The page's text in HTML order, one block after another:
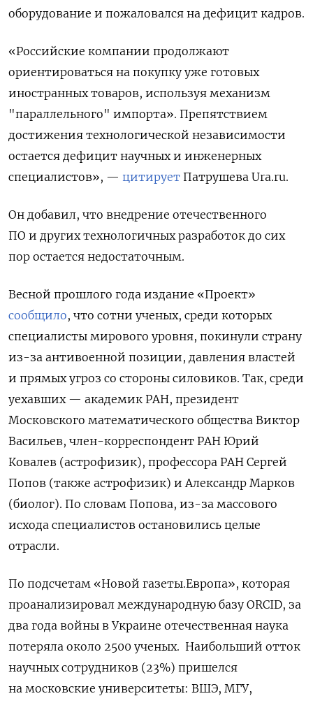
оборудование и пожаловался на дефицит кадров.
«Российские компании продолжают
ориентироваться на покупку уже готовых
иностранных товаров, используя механизм
"параллельного" импорта». Препятствием
достижения технологической независимости
остается дефицит научных и инженерных
специалистов», — цитирует Патрушева Ura.ru.
Он добавил, что внедрение отечественного
ПО и других технологичных разработок до сих
пор остается недостаточным.
Весной прошлого года издание «Проект»
сообщило, что сотни ученых, среди которых
специалисты мирового уровня, покинули страну
из-за антивоенной позиции, давления властей
и прямых угроз со стороны силовиков. Так, среди
уехавших — академик РАН, президент
Московского математического общества Виктор
Васильев, член-корреспондент РАН Юрий
Ковалев (астрофизик), профессора РАН Сергей
Попов (также астрофизик) и Александр Марков
(биолог). По словам Попова, из-за массового
исхода специалистов остановились целые
отрасли.
По подсчетам «Новой газеты.Европа», которая
проанализировал международную базу ORCID, за
два года войны в Украине отечественная наука
потеряла около 2500 ученых. Наибольший отток
научных сотрудников (23%) пришелся
на московские университеты: ВШЭ, МГУ,